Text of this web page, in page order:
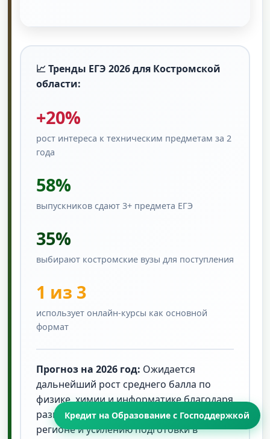
📈 Тренды ЕГЭ 2026 для Костромской
области:
+20%
рост интереса к техническим предметам за 2
года
58%
выпускников сдают 3+ предмета ЕГЭ
35%
выбирают костромские вузы для поступления
1 из 3
использует онлайн-курсы как основной
формат
Прогноз на 2026 год: Ожидается
дальнейший рост среднего балла по
физике, химии и информатике благодаря
развитию технического образования в
регионе и усилению подготовки в
Кредит на Образование с Господдержкой